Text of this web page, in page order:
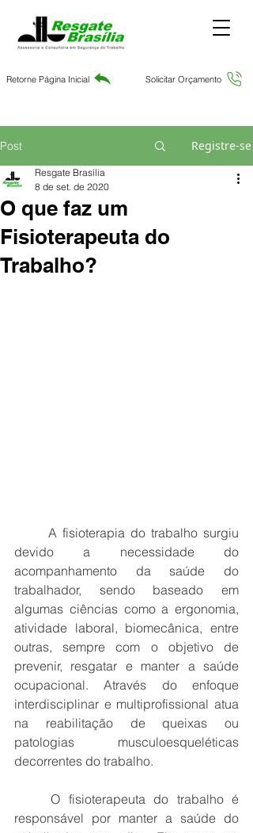
Solicitar Orçamento
Retorne Página Inicial
Post Registre-se
O que faz um
Fisioterapeuta do
Trabalho?
Resgate Brasília
8 de set. de 2020
A fisioterapia do trabalho surgiu
devido a necessidade do
acompanhamento da saúde do
trabalhador, sendo baseado em
algumas ciências como a ergonomia,
atividade laboral, biomecânica, entre
outras, sempre com o objetivo de
prevenir, resgatar e manter a saúde
ocupacional. Através do enfoque
interdisciplinar e multiprofissional atua
na reabilitação de queixas ou
patologias musculoesqueléticas
decorrentes do trabalho.
O fisioterapeuta do trabalho é
responsável por manter a saúde do